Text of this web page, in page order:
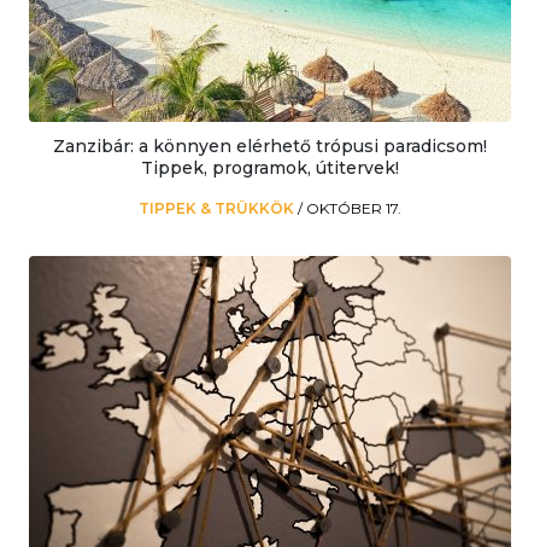
Zanzibár: a könnyen elérhető trópusi paradicsom!
Tippek, programok, útitervek!
TIPPEK & TRÜKKÖK / OKTÓBER 17.